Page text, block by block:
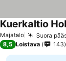
Majatalo Suora
Kuerkaltio
8,5 Loistava 143